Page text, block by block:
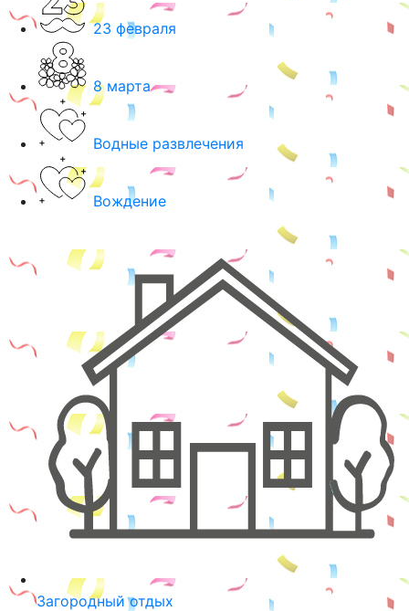
23 февраля
8 марта
Водные развлечения
Вождение
Загородный отдых